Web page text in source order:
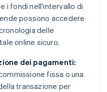
i fondi nell'intervallo di
possono accedere
delle
online sicuro.
dei pagamenti:
fissa o una
transazione per